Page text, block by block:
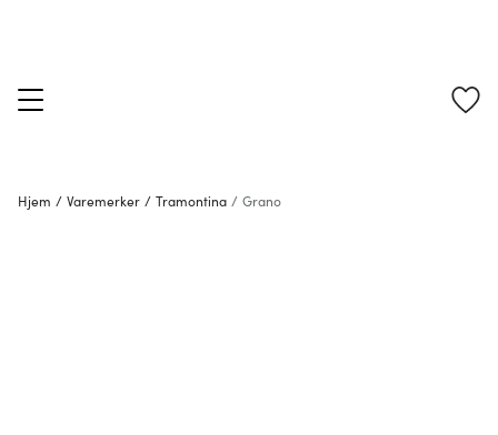
Hjem / Varemerker / Tramontina / Grano